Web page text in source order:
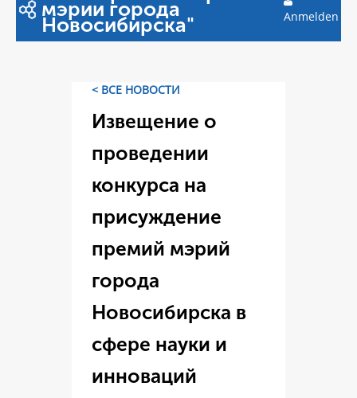
мэрии города
Новосибирска" Anmelden
< ВСЕ НОВОСТИ
Извещение о
проведении
конкурса на
присуждение
премий мэрий
города
Новосибирска в
сфере науки и
инноваций